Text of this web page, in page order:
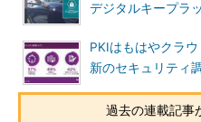
デジタルキープラ
PKIはもはやクラ
新のセキュリティ
過去の連載記事